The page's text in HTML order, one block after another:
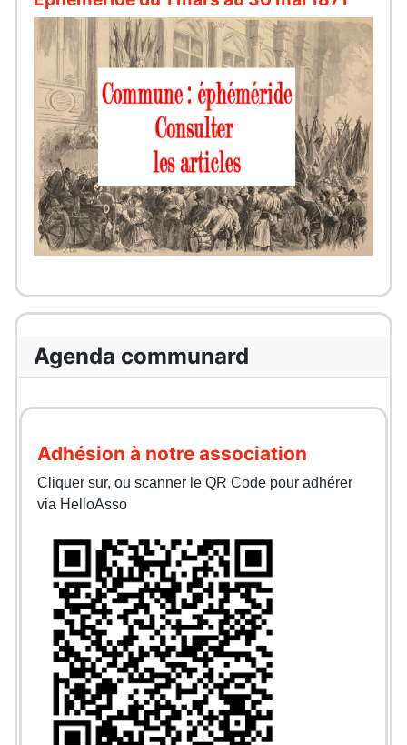
Agenda communard
Adhésion à notre association
Cliquer sur, ou scanner le QR Code pour adhérer
via HelloAsso